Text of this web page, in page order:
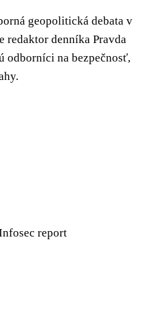
geopolitická debata v
redaktor denníka Pravda
odborníci na bezpečnosť,
report